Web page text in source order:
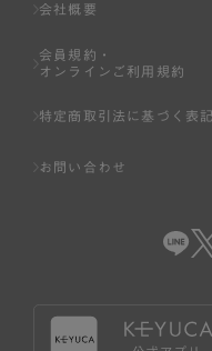
会社概要
会員規約・
オンラインご利用規約
特定商取引法に基づく表記
お問い合わせ